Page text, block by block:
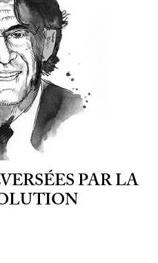
PAR LA